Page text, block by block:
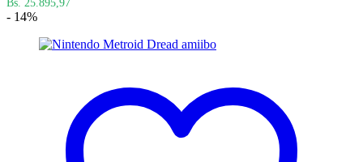
- 14%